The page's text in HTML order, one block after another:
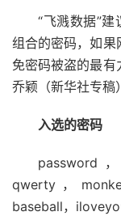
“飞溅数据”
组合的密码，如果
免密码被盗的最有
乔颖（新华社专稿）
入选的密码
password
qwerty，
baseball，